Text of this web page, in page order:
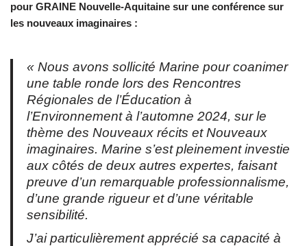
pour GRAINE Nouvelle-Aquitaine sur une conférence sur
les nouveaux imaginaires :
« Nous avons sollicité Marine pour coanimer
une table ronde lors des Rencontres
Régionales de l’Éducation à
l’Environnement à l’automne 2024, sur le
thème des Nouveaux récits et Nouveaux
imaginaires. Marine s’est pleinement investie
aux côtés de deux autres expertes, faisant
preuve d’un remarquable professionnalisme,
d’une grande rigueur et d’une véritable
sensibilité.
J’ai particulièrement apprécié sa capacité à